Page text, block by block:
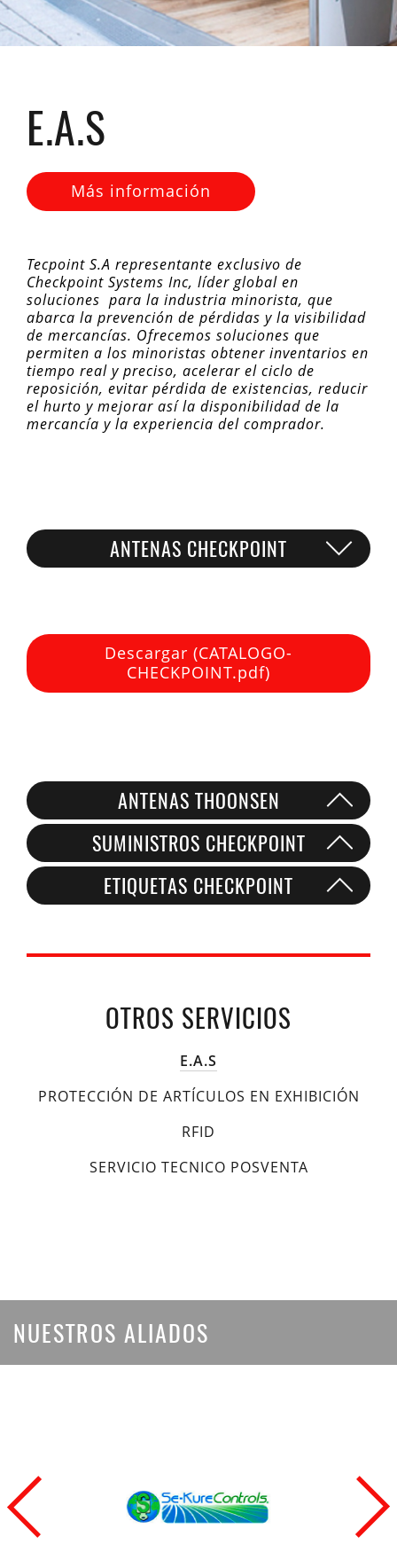
E.A.S
Más información
Tecpoint S.A representante exclusivo de
Checkpoint Systems Inc, líder global en
soluciones para la industria minorista, que
abarca la prevención de pérdidas y la visibilidad
de mercancías. Ofrecemos soluciones que
permiten a los minoristas obtener inventarios en
tiempo real y preciso, acelerar el ciclo de
reposición, evitar pérdida de existencias, reducir
el hurto y mejorar así la disponibilidad de la
mercancía y la experiencia del comprador.
ANTENAS CHECKPOINT
Descargar (CATALOGO-
CHECKPOINT.pdf)
ANTENAS THOONSEN
SUMINISTROS CHECKPOINT
ETIQUETAS CHECKPOINT
OTROS SERVICIOS
E.A.S
PROTECCIÓN DE ARTÍCULOS EN EXHIBICIÓN
RFID
SERVICIO TECNICO POSVENTA
NUESTROS ALIADOS